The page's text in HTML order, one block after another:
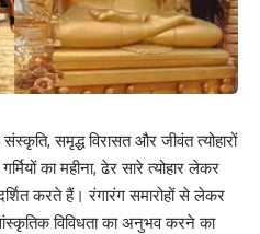
समृद्ध विरासत और जीवंत त्योहारों
का महीना, ढेर सारे त्योहार लेकर
करते हैं। रंगारंग समारोहों से लेकर
विविधता का अनुभव करने का